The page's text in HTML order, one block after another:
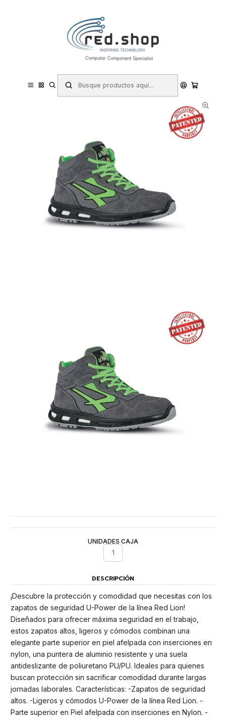
Haga Click Aqui
Hogar y Electrodomésticos Bricolaje
Prevención y Seguridad Ropa de Trabajo Calzado de Seguridad
Botas de Seguridad
Upower Ramas S ESD Calzado de Seguridad Altos - Talla 40 -
Ligeros y Comodos, Puntera de Aluminio, Antideslizante, Suela de
UNIDADES CAJA
1
DESCRIPCIÓN
¡Descubre la protección y comodidad que necesitas con los
zapatos de seguridad U-Power de la línea Red Lion!
Diseñados para ofrecer máxima seguridad en el trabajo,
estos zapatos altos, ligeros y cómodos combinan una
elegante parte superior en piel afelpada con inserciones en
nylon, una puntera de aluminio resistente y una suela
antideslizante de poliuretano PU/PU. Ideales para quienes
buscan protección sin sacrificar comodidad durante largas
jornadas laborales. Características: -Zapatos de seguridad
altos. -Ligeros y cómodos U-Power de la línea Red Lion. -
Parte superior en Piel afelpada con inserciones en Nylon. -